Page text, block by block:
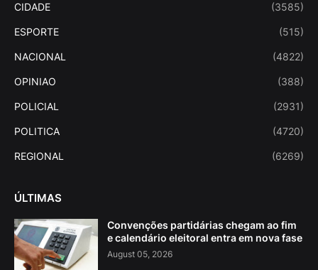
CIDADE (3585)
ESPORTE (515)
NACIONAL (4822)
OPINIAO (388)
POLICIAL (2931)
POLITICA (4720)
REGIONAL (6269)
ÚLTIMAS
Convenções partidárias chegam ao fim
e calendário eleitoral entra em nova fase
August 05, 2026